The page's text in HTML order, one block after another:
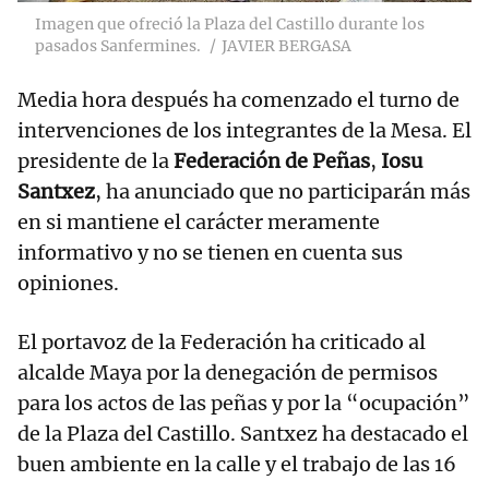
Imagen que ofreció la Plaza del Castillo durante los
pasados Sanfermines.
JAVIER BERGASA
Media hora después ha comenzado el turno de
intervenciones de los integrantes de la Mesa. El
presidente de laFederación de Peñas, Iosu
Santxez, ha anunciado que no participarán más
en si mantiene el carácter meramente
informativo y no se tienen en cuenta sus
opiniones.
El portavoz de la Federación ha criticado al
alcalde Maya por la denegación de permisos
para los actos de las peñas y por la “ocupación”
de la Plaza del Castillo. Santxez ha destacado el
buen ambiente en la calle y el trabajo de las 16